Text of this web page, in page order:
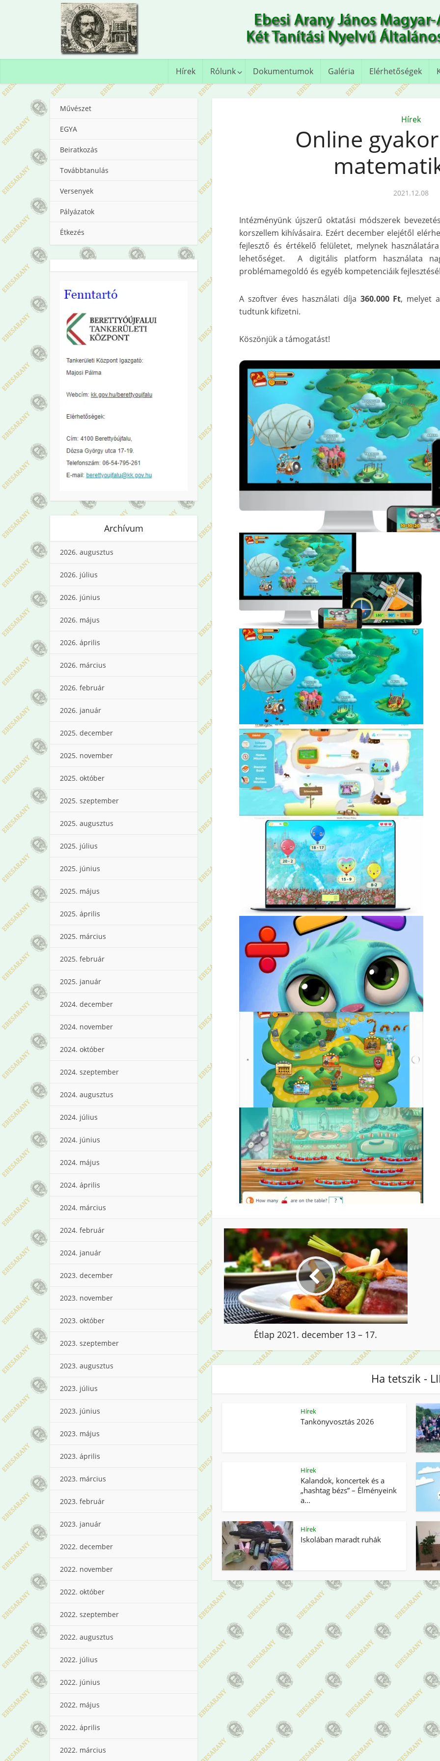
Hírek Rólunk Dokumentumok Galéria Elérhetőségek
Művészet
EGYA
Beiratkozás
Továbbtanulás
Versenyek
Pályázatok
Étkezés
Archívum
2026. augusztus
2026. július
2026. június
2026. május
2026. április
2026. március
2026. február
2026. január
2025. december
2025. november
2025. október
2025. szeptember
2025. augusztus
2025. július
2025. június
2025. május
2025. április
2025. március
2025. február
2025. január
2024. december
2024. november
2024. október
2024. szeptember
2024. augusztus
2024. július
2024. június
2024. május
2024. április
2024. március
2024. február
2024. január
2023. december
2023. november
2023. október
2023. szeptember
2023. augusztus
2023. július
2023. június
2023. május
2023. április
2023. március
2023. február
2023. január
2022. december
2022. november
2022. október
2022. szeptember
2022. augusztus
2022. július
2022. június
2022. május
2022. április
2022. március
Hírek
Online
2021.12.08
Intézményünk újszerű oktatási módszerek
korszellem kihívásaira. Ezért december elejétől
fejlesztő és értékelő felületet, melynek
lehetőséget. A digitális platform használata
problémamegoldó és egyéb kompetenciáik
A szoftver éves használati díja 360.000 Ft, melyet
tudtunk kifizetni.
Köszönjük a támogatást!
Étlap 2021. december 13 – 17.
Ha tetszik -
Hírek
Tankönyvosztás 2026
Hírek
Kalandok, koncertek és a
„hashtag bézs” – Élményeink
a...
Hírek
Iskolában maradt ruhák